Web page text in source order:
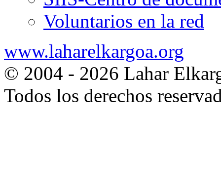
Voluntarios en la red
www.laharelkargoa.org
© 2004 - 2026 Lahar
Todos los derechos